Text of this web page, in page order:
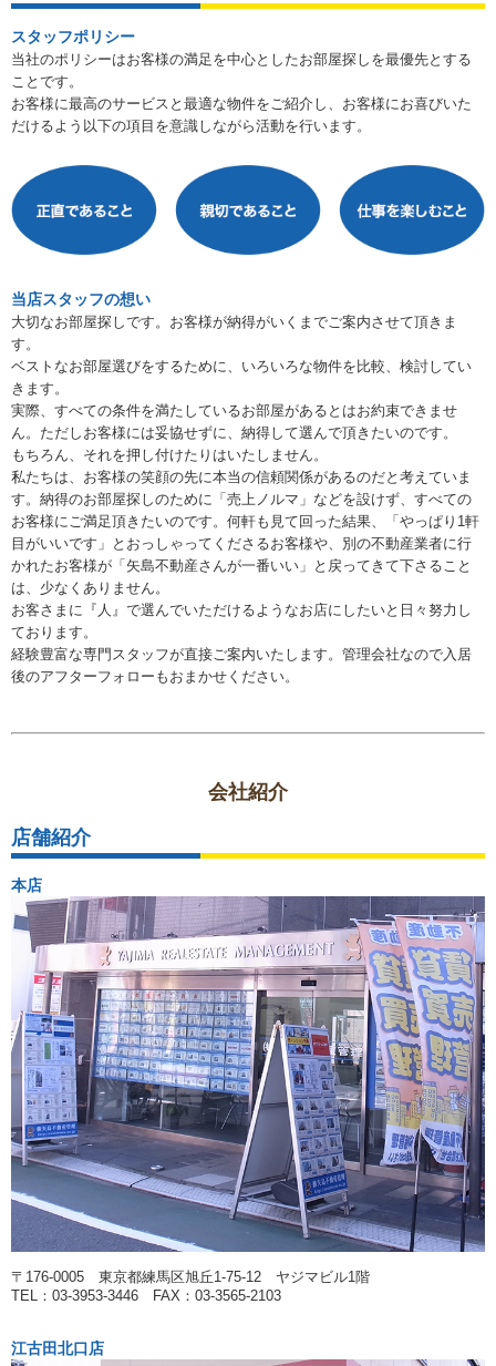
スタッフポリシー
当社のポリシーはお客様の満足を中心としたお部屋探しを最優先とする
ことです。
お客様に最高のサービスと最適な物件をご紹介し、お客様にお喜びいた
だけるよう以下の項目を意識しながら活動を行います。
当店スタッフの想い
大切なお部屋探しです。お客様が納得がいくまでご案内させて頂きま
す。
ベストなお部屋選びをするために、いろいろな物件を比較、検討してい
きます。
実際、すべての条件を満たしているお部屋があるとはお約束できませ
ん。ただしお客様には妥協せずに、納得して選んで頂きたいのです。
もちろん、それを押し付けたりはいたしません。
私たちは、お客様の笑顔の先に本当の信頼関係があるのだと考えていま
す。納得のお部屋探しのために「売上ノルマ」などを設けず、すべての
お客様にご満足頂きたいのです。何軒も見て回った結果、「やっぱり1軒
目がいいです」とおっしゃってくださるお客様や、別の不動産業者に行
かれたお客様が「矢島不動産さんが一番いい」と戻ってきて下さること
は、少なくありません。
お客さまに『人』で選んでいただけるようなお店にしたいと日々努力し
ております。
経験豊富な専門スタッフが直接ご案内いたします。管理会社なので入居
後のアフターフォローもおまかせください。
会社紹介
店舗紹介
本店
〒176-0005 東京都練馬区旭丘1-75-12 ヤジマビル1階
TEL：03-3953-3446 FAX：03-3565-2103
江古田北口店